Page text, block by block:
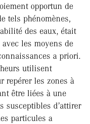
opportun de
tels phénomènes,
des eaux, était
les moyens de
a priori.
utilisent
repérer les zones à
être liées à une
susceptibles d’attirer
particules a